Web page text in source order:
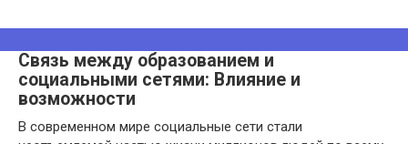
Связь между образованием и
социальными сетями: Влияние и
возможности
В современном мире социальные сети стали